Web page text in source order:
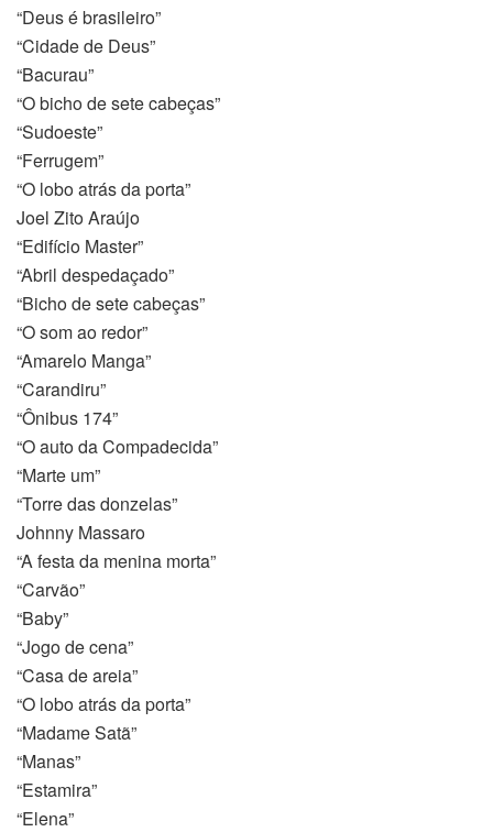
“Deus é brasileiro”
“Cidade de Deus”
“Bacurau”
“O bicho de sete cabeças”
“Sudoeste”
“Ferrugem”
“O lobo atrás da porta”
Joel Zito Araújo
“Edifício Master”
“Abril despedaçado”
“Bicho de sete cabeças”
“O som ao redor”
“Amarelo Manga”
“Carandiru”
“Ônibus 174”
“O auto da Compadecida”
“Marte um”
“Torre das donzelas”
Johnny Massaro
“A festa da menina morta”
“Carvão”
“Baby”
“Jogo de cena”
“Casa de areia”
“O lobo atrás da porta”
“Madame Satã”
“Manas”
“Estamira”
“Elena”